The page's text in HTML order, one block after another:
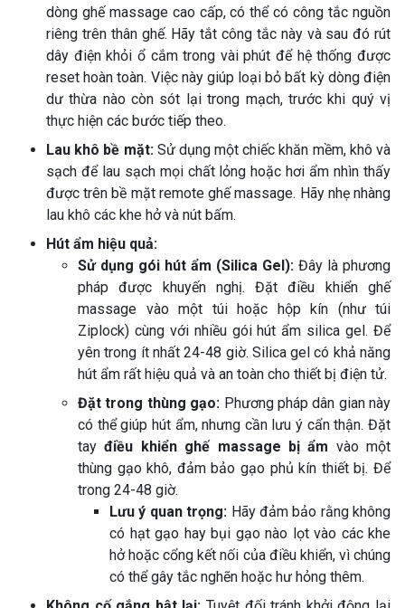
dòng ghế massage cao cấp, có thể có công tắc nguồn
riêng trên thân ghế. Hãy tắt công tắc này và sau đó rút
dây điện khỏi ổ cắm trong vài phút để hệ thống được
reset hoàn toàn. Việc này giúp loại bỏ bất kỳ dòng điện
dư thừa nào còn sót lại trong mạch, trước khi quý vị
thực hiện các bước tiếp theo.
Lau khô bề mặt:Sử dụng một chiếc khăn mềm, khô và
sạch để lau sạch mọi chất lỏng hoặc hơi ẩm nhìn thấy
được trên bề mặt remote ghế massage. Hãy nhẹ nhàng
lau khô các khe hở và nút bấm.
Hút ẩm hiệu quả:
Sử dụng gói hút ẩm (Silica Gel): Đây là phương
pháp được khuyến nghị. Đặt điều khiển ghế
massage vào một túi hoặc hộp kín (như túi
Ziplock) cùng với nhiều gói hút ẩm silica gel. Để
yên trong ít nhất 24-48 giờ. Silica gel có khả năng
hút ẩm rất hiệu quả và an toàn cho thiết bị điện tử.
Đặt trong thùng gạo: Phương pháp dân gian này
có thể giúp hút ẩm, nhưng cần lưu ý cẩn thận. Đặt
tayđiều khiển ghế massage bị ẩm vào một
thùng gạo khô, đảm bảo gạo phủ kín thiết bị. Để
trong 24-48 giờ.
Lưu ý quan trọng: Hãy đảm bảo rằng không
có hạt gạo hay bụi gạo nào lọt vào các khe
hở hoặc cổng kết nối của điều khiển, vì chúng
có thể gây tắc nghẽn hoặc hư hỏng thêm.